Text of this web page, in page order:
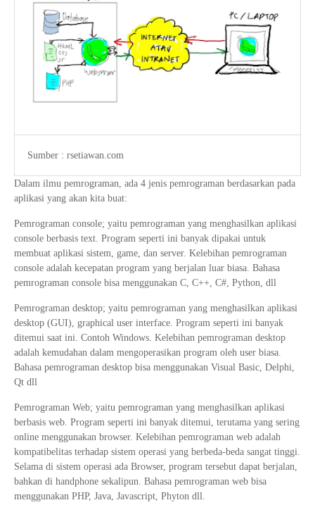
Sumber : rsetiawan.com
Dalam ilmu pemrograman, ada 4 jenis pemrograman berdasarkan pada
aplikasi yang akan kita buat:
Pemrograman console; yaitu pemrograman yang menghasilkan aplikasi
console berbasis text. Program seperti ini banyak dipakai untuk
membuat aplikasi sistem, game, dan server. Kelebihan pemrograman
console adalah kecepatan program yang berjalan luar biasa. Bahasa
pemrograman console bisa menggunakan C, C++, C#, Python, dll
Pemrograman desktop; yaitu pemrograman yang menghasilkan aplikasi
desktop (GUI), graphical user interface. Program seperti ini banyak
ditemui saat ini. Contoh Windows. Kelebihan pemrograman desktop
adalah kemudahan dalam mengoperasikan program oleh user biasa.
Bahasa pemrograman desktop bisa menggunakan Visual Basic, Delphi,
Qt dll
Pemrograman Web; yaitu pemrograman yang menghasilkan aplikasi
berbasis web. Program seperti ini banyak ditemui, terutama yang sering
online menggunakan browser. Kelebihan pemrograman web adalah
kompatibelitas terhadap sistem operasi yang berbeda-beda sangat tinggi.
Selama di sistem operasi ada Browser, program tersebut dapat berjalan,
bahkan di handphone sekalipun. Bahasa pemrograman web bisa
menggunakan PHP, Java, Javascript, Phyton dll.